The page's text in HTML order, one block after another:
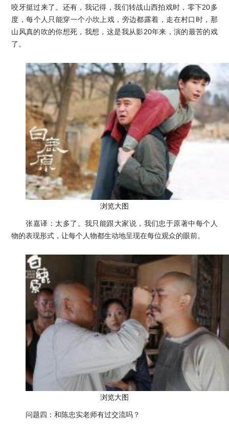
咬牙挺过来了。还有，我记得，我们转战山西拍戏时，零下20多
度，每个人只能穿一个小坎上戏，旁边都露着，走在村口时，那
山风真的吹的你想死，我想，这是我从影20年来，演的最苦的戏
了。
浏览大图
张嘉译：太多了。我只能跟大家说，我们忠于原著中每个人
物的表现形式，让每个人物都生动地呈现在每位观众的眼前。
浏览大图
问题四：和陈忠实老师有过交流吗？